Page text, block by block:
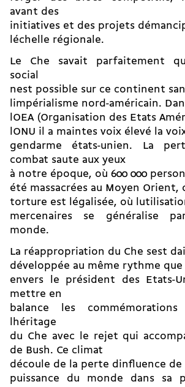
avant des
initiatives et des projets
léchelle régionale.
Le Che savait parfaitement
social
nest possible sur ce continent
limpérialisme nord-américain.
lOEA (Organisation des Etats
lONU il a maintes voix élevé la
gendarme états-unien. La
combat saute aux yeux
à notre époque, où 600 000
été massacrées au Moyen Orient,
torture est légalisée, où
mercenaires se généralise
monde.
La réappropriation du Che sest
développée au même rythme
envers le président des Etats-
mettre en
balance les
lhéritage
du Che avec le rejet qui
de Bush. Ce climat
découle de la perte dinfluence
puissance du monde dans sa